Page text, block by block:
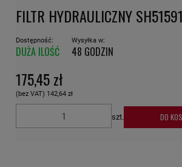
FILTR HYDRAULICZNY
Dostępność:
DUŻA ILOŚĆ
Wysyłka w:
48 GODZIN
175,45 zł
(bez VAT) 142,64 zł
szt. DO